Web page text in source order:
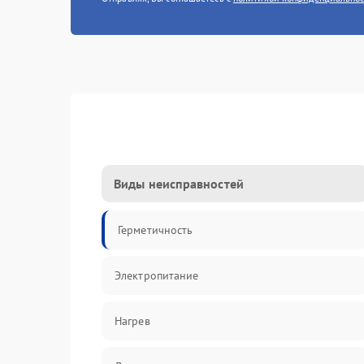
Виды неисправностей
Герметичность
Электропитание
Нагрев